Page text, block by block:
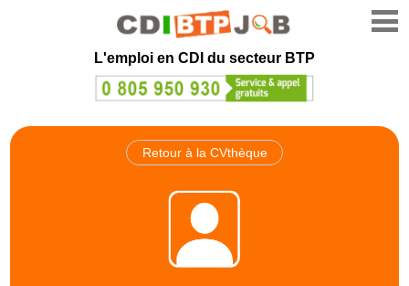
L'emploi en CDI du secteur BTP
Retour à la CVthèque